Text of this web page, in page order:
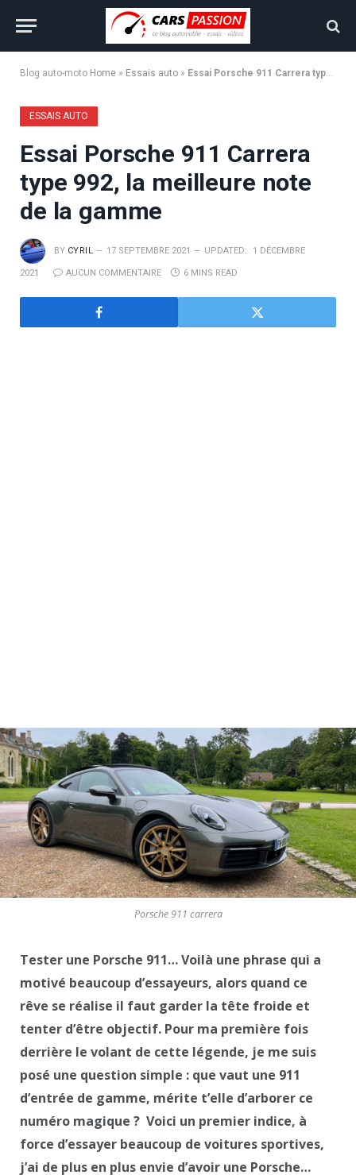
Blog auto-moto Home » Essais auto » Essai Porsche 911 Carrera type 992, la meilleure note de la gamme
ESSAIS AUTO
Essai Porsche 911 Carrera
type 992, la meilleure note
de la gamme
BY CYRIL 17 SEPTEMBRE 2021 UPDATED: 1 DÉCEMBRE
2021 AUCUN COMMENTAIRE 6 MINS READ
Porsche 911 carrera
Tester une Porsche 911… Voilà une phrase qui a
motivé beaucoup d’essayeurs, alors quand ce
rêve se réalise il faut garder la tête froide et
tenter d’être objectif. Pour ma première fois
derrière le volant de cette légende, je me suis
posé une question simple : que vaut une 911
d’entrée de gamme, mérite t’elle d’arborer ce
numéro magique ? Voici un premier indice, à
force d’essayer beaucoup de voitures sportives,
j’ai de plus en plus envie d’avoir une Porsche…